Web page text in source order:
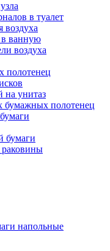
в туалет
воздуха
в ванную
воздуха
полотенец
на унитаз
бумажных полотенец
бумаги
раковины
напольные